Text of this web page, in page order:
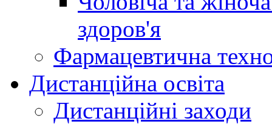
здоров'я
Фармацевтична
Дистанційна освіта
Дистанційні заходи